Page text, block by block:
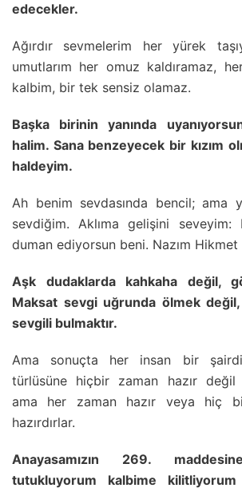
edecekler.
Ağırdır sevmelerim her yürek
umutlarım her omuz kaldıramaz,
kalbim, bir tek sensiz olamaz.
Başka birinin yanında
halim. Sana benzeyecek bir kızım
haldeyim.
Ah benim sevdasında bencil; ama
sevdiğim. Aklıma gelişini
duman ediyorsun beni. Nazım Hikmet
Aşk dudaklarda kahkaha değil,
Maksat sevgi uğrunda ölmek
sevgili bulmaktır.
Ama sonuçta her insan bir
türlüsüne hiçbir zaman hazır değil
ama her zaman hazır veya hiç
hazırdırlar.
Anayasamızın 269.
tutukluyorum kalbime kilitliyorum